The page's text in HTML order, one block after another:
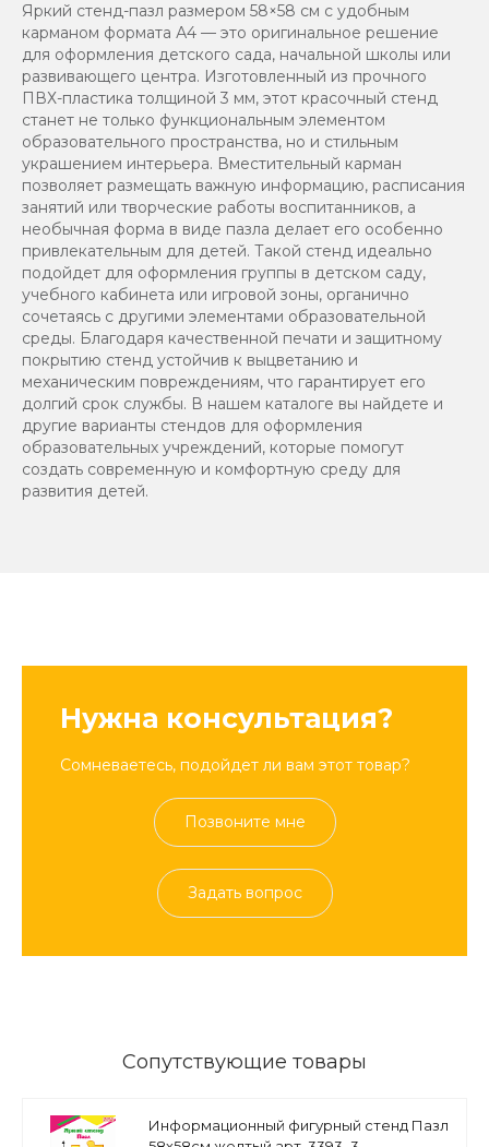
Яркий стенд-пазл размером 58×58 см с удобным
карманом формата А4 — это оригинальное решение
для оформления детского сада, начальной школы или
развивающего центра. Изготовленный из прочного
ПВХ-пластика толщиной 3 мм, этот красочный стенд
станет не только функциональным элементом
образовательного пространства, но и стильным
украшением интерьера. Вместительный карман
позволяет размещать важную информацию, расписания
занятий или творческие работы воспитанников, а
необычная форма в виде пазла делает его особенно
привлекательным для детей. Такой стенд идеально
подойдет для оформления группы в детском саду,
учебного кабинета или игровой зоны, органично
сочетаясь с другими элементами образовательной
среды. Благодаря качественной печати и защитному
покрытию стенд устойчив к выцветанию и
механическим повреждениям, что гарантирует его
долгий срок службы. В нашем каталоге вы найдете и
другие варианты стендов для оформления
образовательных учреждений, которые помогут
создать современную и комфортную среду для
развития детей.
Нужна консультация?
Сомневаетесь, подойдет ли вам этот товар?
Позвоните мне
Задать вопрос
Сопутствующие товары
Информационный фигурный стенд Пазл